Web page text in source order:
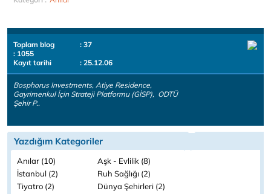
Toplam blog
: 37
: 1055
Kayıt tarihi
: 25.12.06
Bosphorus Investments, Atiye Residence,
Gayrimenkul İçin Strateji Platformu (GİSP), ODTÜ
Şehir P..
Yazdığım Kategoriler
Anılar (10)
Aşk - Evlilik (8)
İstanbul (2)
Ruh Sağlığı (2)
Tiyatro (2)
Dünya Şehirleri (2)